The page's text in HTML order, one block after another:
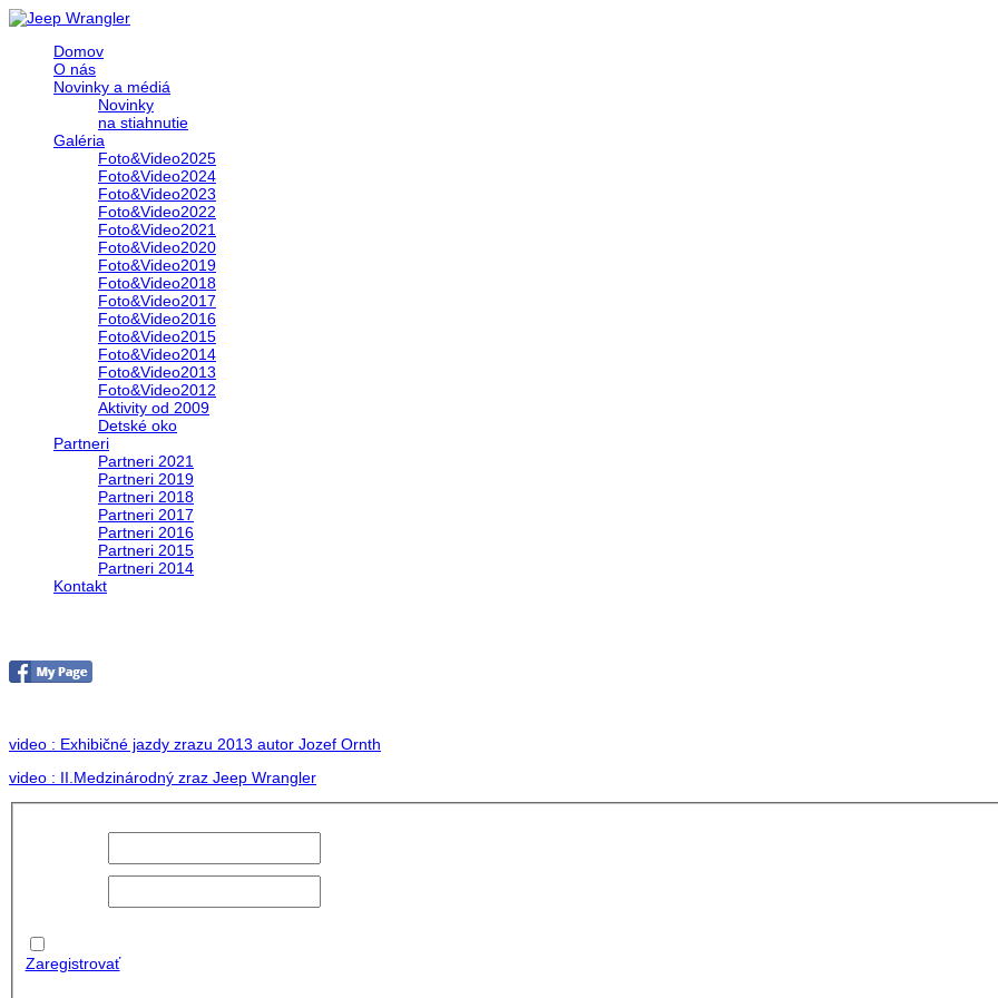
Domov
O nás
Novinky a médiá
Novinky
na stiahnutie
Galéria
Foto&Video2025
Foto&Video2024
Foto&Video2023
Foto&Video2022
Foto&Video2021
Foto&Video2020
Foto&Video2019
Foto&Video2018
Foto&Video2017
Foto&Video2016
Foto&Video2015
Foto&Video2014
Foto&Video2013
Foto&Video2012
Aktivity od 2009
Detské oko
Partneri
Partneri 2021
Partneri 2019
Partneri 2018
Partneri 2017
Partneri 2016
Partneri 2015
Partneri 2014
Kontakt
video : Exhibičné jazdy zrazu 2013 autor Jozef Ornth
video : II.Medzinárodný zraz Jeep Wrangler
Používateľské
Zaregistrovať